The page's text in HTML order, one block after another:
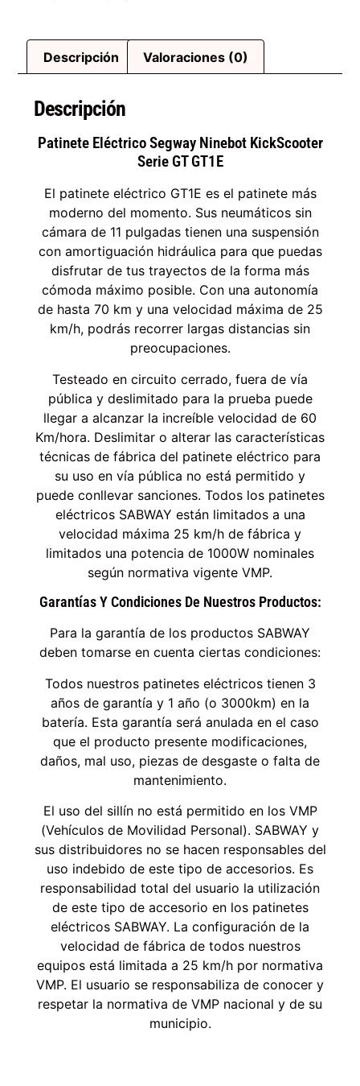
Descripción Valoraciones (0)
Descripción
Patinete Eléctrico Segway Ninebot KickScooter
Serie GT GT1E
El patinete eléctrico GT1E es el patinete más
moderno del momento. Sus neumáticos sin
cámara de 11 pulgadas tienen una suspensión
con amortiguación hidráulica para que puedas
disfrutar de tus trayectos de la forma más
cómoda máximo posible. Con una autonomía
de hasta 70 km y una velocidad máxima de 25
km/h, podrás recorrer largas distancias sin
preocupaciones.
Testeado en circuito cerrado, fuera de vía
pública y deslimitado para la prueba puede
llegar a alcanzar la increíble velocidad de 60
Km/hora. Deslimitar o alterar las características
técnicas de fábrica del patinete eléctrico para
su uso en vía pública no está permitido y
puede conllevar sanciones. Todos los patinetes
eléctricos SABWAY están limitados a una
velocidad máxima 25 km/h de fábrica y
limitados una potencia de 1000W nominales
según normativa vigente VMP.
Garantías Y Condiciones De Nuestros Productos:
Para la garantía de los productos SABWAY
deben tomarse en cuenta ciertas condiciones:
Todos nuestros patinetes eléctricos tienen 3
años de garantía y 1 año (o 3000km) en la
batería. Esta garantía será anulada en el caso
que el producto presente modificaciones,
daños, mal uso, piezas de desgaste o falta de
mantenimiento.
El uso del sillín no está permitido en los VMP
(Vehículos de Movilidad Personal). SABWAY y
sus distribuidores no se hacen responsables del
uso indebido de este tipo de accesorios. Es
responsabilidad total del usuario la utilización
de este tipo de accesorio en los patinetes
eléctricos SABWAY. La configuración de la
velocidad de fábrica de todos nuestros
equipos está limitada a 25 km/h por normativa
VMP. El usuario se responsabiliza de conocer y
respetar la normativa de VMP nacional y de su
municipio.